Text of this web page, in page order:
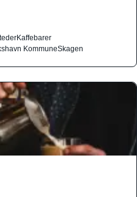
Kaffebarer
KommuneSkagen